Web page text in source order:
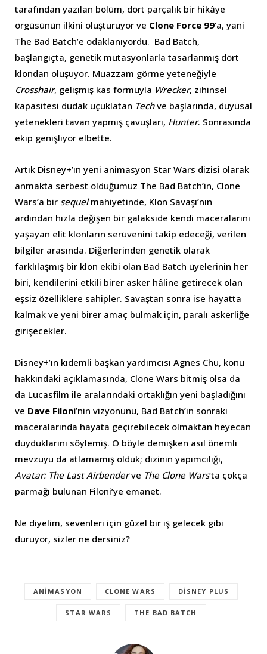
tarafından yazılan bölüm, dört parçalık bir hikâye
örgüsünün ilkini oluşturuyor ve Clone Force 99’a, yani
The Bad Batch’e odaklanıyordu. Bad Batch,
başlangıçta, genetik mutasyonlarla tasarlanmış dört
klondan oluşuyor. Muazzam görme yeteneğiyle
Crosshair, gelişmiş kas formuyla Wrecker, zihinsel
kapasitesi dudak uçuklatan Techve başlarında, duyusal
yetenekleri tavan yapmış çavuşları, Hunter. Sonrasında
ekip genişliyor elbette.
Artık Disney+’ın yeni animasyon Star Wars dizisi olarak
anmakta serbest olduğumuz The Bad Batch’in, Clone
Wars’a bir sequelmahiyetinde, Klon Savaşı’nın
ardından hızla değişen bir galakside kendi maceralarını
yaşayan elit klonların serüvenini takip edeceği, verilen
bilgiler arasında. Diğerlerinden genetik olarak
farklılaşmış bir klon ekibi olan Bad Batch üyelerinin her
biri, kendilerini etkili birer asker hâline getirecek olan
eşsiz özelliklere sahipler. Savaştan sonra ise hayatta
kalmak ve yeni birer amaç bulmak için, paralı askerliğe
girişecekler.
Disney+’ın kıdemli başkan yardımcısı Agnes Chu, konu
hakkındaki açıklamasında, Clone Wars bitmiş olsa da
da Lucasfilm ile aralarındaki ortaklığın yeni başladığını
ve Dave Filoni’nin vizyonunu, Bad Batch’in sonraki
maceralarında hayata geçirebilecek olmaktan heyecan
duyduklarını söylemiş. O böyle demişken asıl önemli
mevzuyu da atlamamış olduk; dizinin yapımcılığı,
Avatar: The Last Airbenderve The Clone Wars‘ta çokça
parmağı bulunan Filoni’ye emanet.
Ne diyelim, sevenleri için güzel bir iş gelecek gibi
duruyor, sizler ne dersiniz?
ANIMASYON CLONE WARS DISNEY PLUS
STAR WARS THE BAD BATCH